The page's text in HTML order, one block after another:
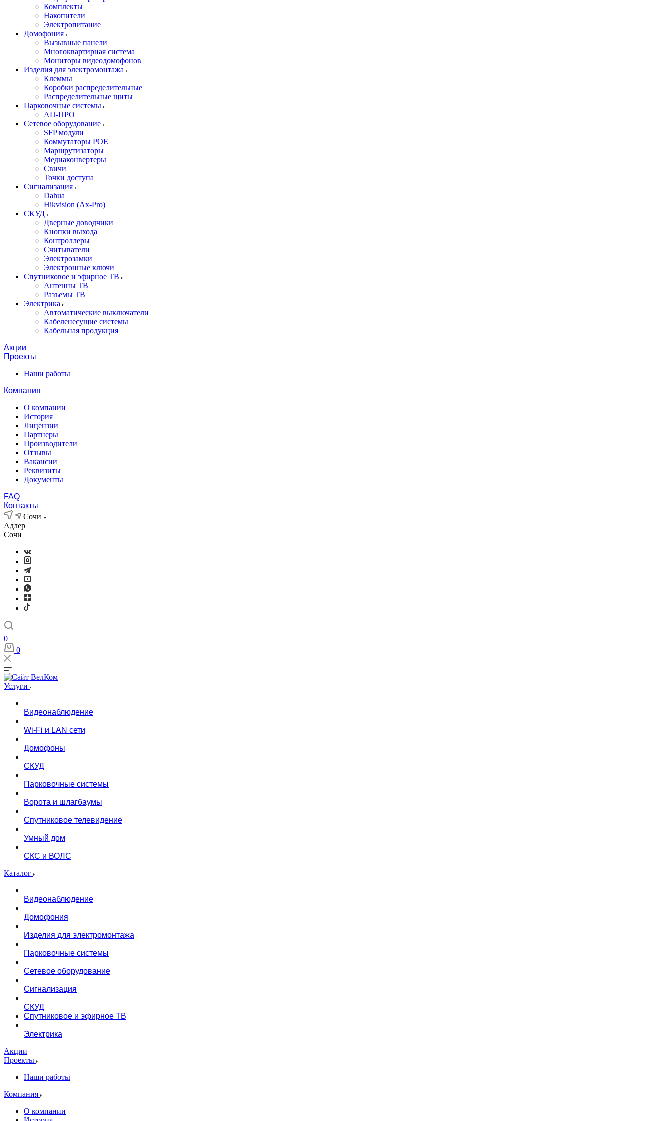
Комплекты
Накопители
Электропитание
Домофония
Вызывные панели
Многоквартирная система
Мониторы видеодомофонов
Изделия для электромонтажа
Клеммы
Коробки распределительные
Распределительные щиты
Парковочные системы
АП-ПРО
Сетевое оборудование
SFP модули
Коммутаторы POE
Маршрутизаторы
Медиаконвертеры
Свичи
Точки доступа
Сигнализация
Dahua
Hikvision (Ax-Pro)
СКУД
Дверные доводчики
Кнопки выхода
Контроллеры
Считыватели
Электрозамки
Электронные ключи
Спутниковое и эфирное ТВ
Антенны ТВ
Разъемы ТВ
Электрика
Автоматические выключатели
Кабеленесущие системы
Кабельная продукция
Акции
Проекты
Наши работы
Компания
О компании
История
Лицензии
Партнеры
Производители
Отзывы
Вакансии
Реквизиты
Документы
FAQ
Контакты
Сочи
Адлер
Сочи
0
0
Услуги
Видеонаблюдение
Wi-Fi и LAN сети
Домофоны
СКУД
Парковочные системы
Ворота и шлагбаумы
Спутниковое телевидение
Умный дом
СКС и ВОЛС
Каталог
Видеонаблюдение
Домофония
Изделия для электромонтажа
Парковочные системы
Сетевое оборудование
Сигнализация
СКУД
Спутниковое и эфирное ТВ
Электрика
Акции
Проекты
Наши работы
Компания
О компании